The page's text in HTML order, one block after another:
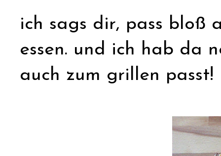
ich sags dir, pass bloß
essen. und ich hab da
auch zum grillen passt!